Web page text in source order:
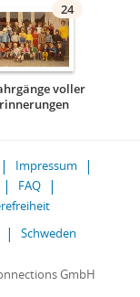
24
voller
Impressum
FAQ
Schweden
GmbH